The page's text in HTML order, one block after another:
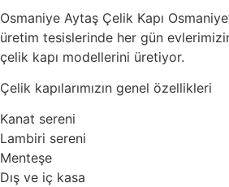
Osmaniye Aytaş Çelik Kapı
üretim tesislerinde her gün
çelik kapı modellerini üretiyor.
Çelik kapılarımızın genel özellikleri
Kanat sereni
Lambiri sereni
Menteşe
Dış ve iç kasa